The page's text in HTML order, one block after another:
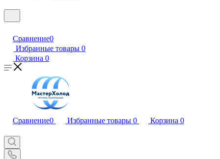
Сравнение0
Избранные товары 0
Корзина 0
Сравнение0 Избранные товары 0 Корзина 0